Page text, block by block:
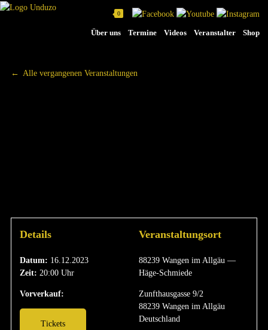
0
Über uns Termine Videos Veranstalter Shop
Alle vergangenen Veranstaltungen
Details
Datum: 16.12.2023
Zeit: 20:00 Uhr
Vorverkauf:
Tickets
Veranstaltungsort
88239 Wangen im Allgäu —
Häge-Schmiede
Zunfthausgasse 9/2
88239 Wangen im Allgäu
Deutschland